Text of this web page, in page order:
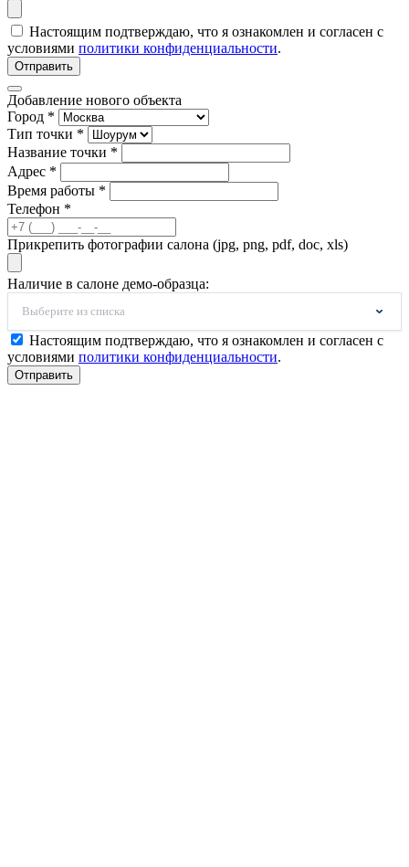
Настоящим подтверждаю, что я ознакомлен и согласен с
условиями политики конфиденциальности.
Отправить
Добавление нового объекта
Город *
Тип точки *
Название точки *
Адрес *
Время работы *
Телефон *
Прикрепить фотографии салона (jpg, png, pdf, doc, xls)
Наличие в салоне демо-образца:
Выберите из списка
Настоящим подтверждаю, что я ознакомлен и согласен с
условиями политики конфиденциальности.
Отправить